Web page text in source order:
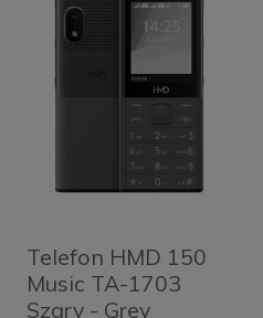
Telefon HMD 150
Music TA-1703
Szary - Grey